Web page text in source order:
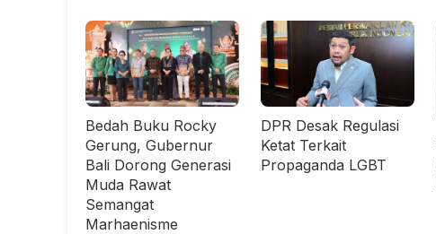
Bedah Buku Rocky
Gerung, Gubernur
Bali Dorong Generasi
Muda Rawat
Semangat
Marhaenisme
DPR Desak Regulasi
Ketat Terkait
Propaganda LGBT